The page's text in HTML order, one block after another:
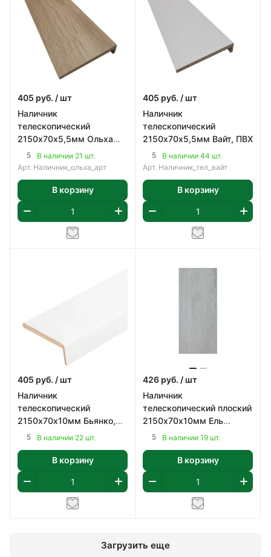
405 руб. / шт
Наличник
телескопический
2150х70х5,5мм Ольха
Арт, ПВХ
5
В наличии 21 шт.
Арт. Наличник_ольха_арт
В корзину
405 руб. / шт
Наличник
телескопический
2150х70х5,5мм Вайт, ПВХ
5
В наличии 44 шт.
Арт. Наличник_тел_вайт
В корзину
405 руб. / шт
Наличник
телескопический
2150х70х10мм Бьянко,
ПВХ5 В наличии 22 шт.
В корзину
426 руб. / шт
Наличник
телескопический плоский
2150х70х10мм Ель
альпийская, ПВХ
5 В наличии 19 шт.
В корзину
Загрузить еще